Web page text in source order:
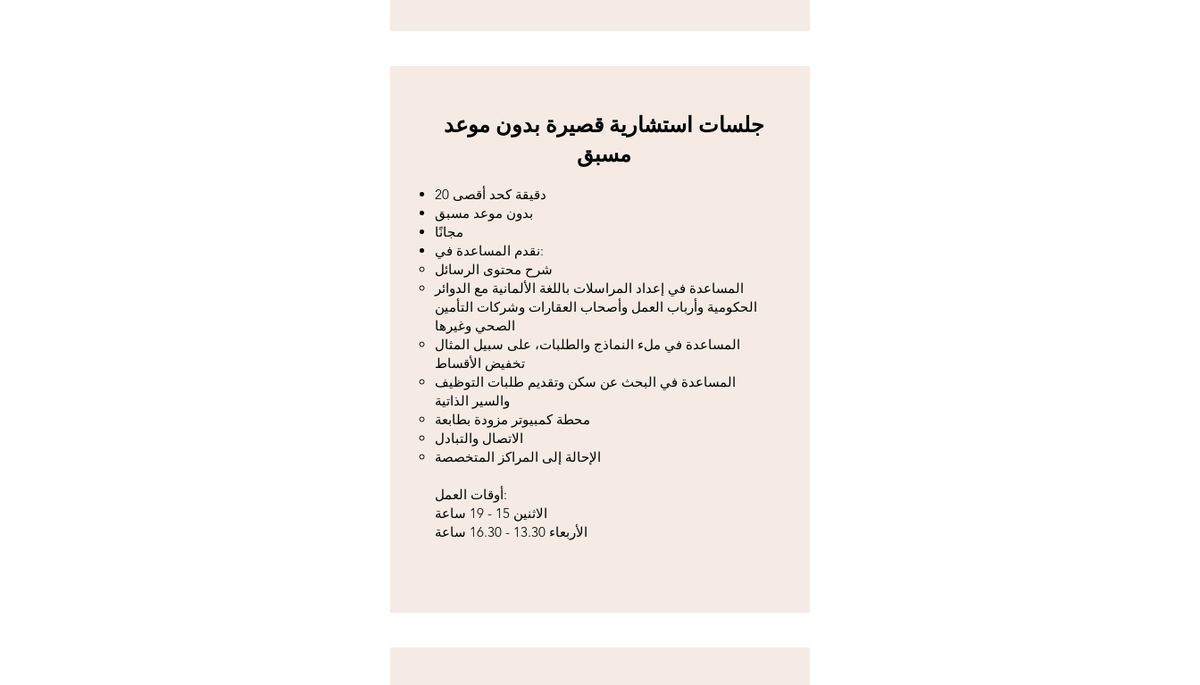
جلسات استشارية قصيرة بدون موعد
مسبق
20 دقيقة كحد أقصى
بدون موعد مسبق
مجانًا
نقدم المساعدة في:
شرح محتوى الرسائل
المساعدة في إعداد المراسلات باللغة الألمانية مع الدوائر
الحكومية وأرباب العمل وأصحاب العقارات وشركات التأمين
الصحي وغيرها
المساعدة في ملء النماذج والطلبات، على سبيل المثال
تخفيض الأقساط
المساعدة في البحث عن سكن وتقديم طلبات التوظيف
والسير الذاتية
محطة كمبيوتر مزودة بطابعة
الاتصال والتبادل
أوقات العمل:
الاثنين 15 - 19 ساعة
الأربعاء 13.30 - 16.30 ساعة